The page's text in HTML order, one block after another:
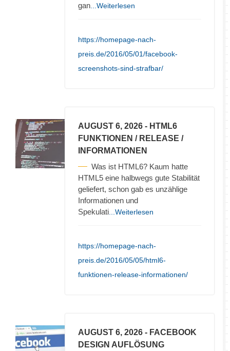
gan ...Weiterlesen
https://homepage-nach-
preis.de/2016/05/01/facebook-
screenshots-sind-strafbar/
AUGUST 6, 2026 - HTML6
FUNKTIONEN / RELEASE /
INFORMATIONEN
Was ist HTML6? Kaum hatte
HTML5 eine halbwegs gute Stabilität
geliefert, schon gab es unzählige
Informationen und
Spekulati ...Weiterlesen
https://homepage-nach-
preis.de/2016/05/05/html6-
funktionen-release-informationen/
AUGUST 6, 2026 - FACEBOOK
DESIGN AUFLÖSUNG